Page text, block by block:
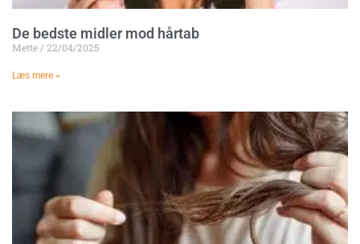
De bedste midler mod hårtab
Mette 22/04/2025
Læs mere »